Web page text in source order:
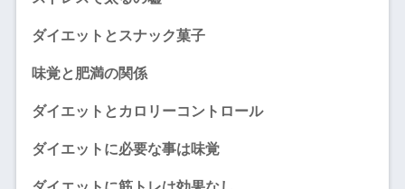
ダイエットとスナック菓子
味覚と肥満の関係
ダイエットとカロリーコントロール
ダイエットに必要な事は味覚